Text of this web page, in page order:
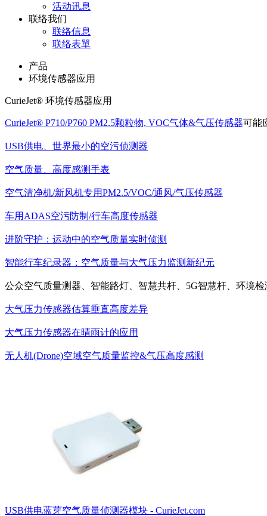
活动讯息
联络我们
联络信息
联络表單
产品
环境传感器应用
CurieJet® 环境传感器应用
CurieJet® P710/P760 PM2.5颗粒物, VOC气体&气压传感器可能
USB供电、世界最小的空污侦测器
空气质量、高度感测手表
空气清净机/新风机专用PM2.5/VOC/通风/气压传感器
车用ADAS空污防制/行车高度传感器
进阶守护：运动中的空气质量实时侦测
智能行车纪录器：空气质量与大气压力监测新纪元
公众空气质量测器、智能路灯、智慧共杆、5G智慧杆、环境
大气压力传感器估算垂直高度差异
大气压力传感器在晴雨计的应用
无人机(Drone)空域空气质量监控&气压高度感测
USB供电蓝芽空气质量侦测器模块 - CurieJet.com